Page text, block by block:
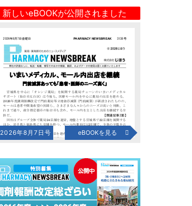
新しいeBOOKが公開されました
2026年8月7日号 eBOOKを見る